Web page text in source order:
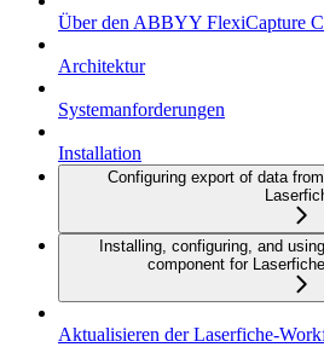
Über den ABBYY FlexiCapture
Architektur
Systemanforderungen
Installation
Configuring export of data
Installing, configuring, and
component for
Aktualisieren der Laserfiche-